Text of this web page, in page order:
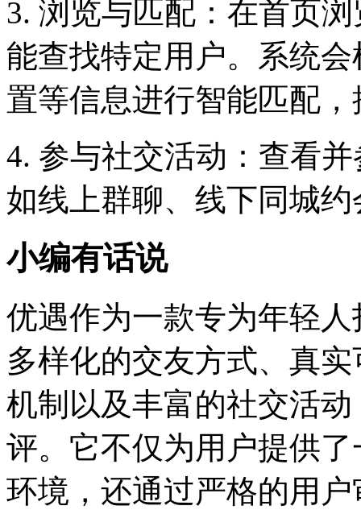
3. 浏览与匹配：在首页
能查找特定用户。系统
置等信息进行智能匹配
4. 参与社交活动：查看
如线上群聊、线下同城
小编有话说
优遇作为一款专为年轻
多样化的交友方式、真
机制以及丰富的社交活
评。它不仅为用户提供
环境，还通过严格的用